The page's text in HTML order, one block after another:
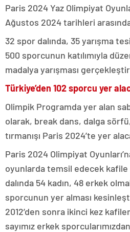
Paris 2024 Yaz Olimpiyat
Ağustos 2024 tarihleri
32 spor dalında, 35 yarışma
500 sporcunun katılımıyla
madalya yarışması
Türkiye’den 102 sporcu yer
Olimpik Programda yer alan
olarak, break dans, dalga
tırmanışı Paris 2024’te yer
Paris 2024 Olimpiyat
oyunlarda temsil edecek kafile
dalında 54 kadın, 48 erkek
sporcunun yer alması
2012’den sonra ikinci kez
sayımız erkek